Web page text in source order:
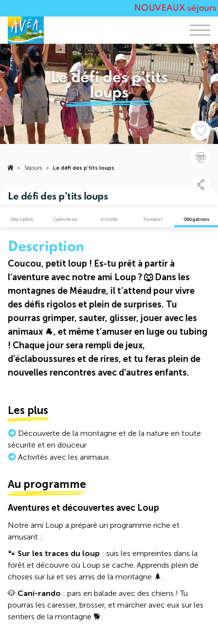
NOUVEAUX séjours
Le défi des p’tits
loups
> Séjours > Le défi des p’tits loups
Le défi des p’tits loups
Description Cadre de vie Activités Transport Obligations
Description
Coucou, petit loup ! Es-tu prêt à partir à
l’aventure avec notre ami Loup ? 🐺 Dans les
montagnes de Méaudre, il t’attend pour vivre
des défis rigolos et plein de surprises. Tu
pourras grimper, sauter, glisser, jouer avec les
animaux 🐐, et même t’amuser en luge ou tubing
! Chaque jour sera rempli de jeux,
d’éclaboussures et de rires, et tu feras plein de
nouvelles rencontres avec d’autres enfants.
Les plus
Découverte de la montagne et de la nature en toute
sécurité et en douceur
Activités avec les animaux
Au programme
Aventures et découvertes avec Loup
Notre ami Loup a préparé un programme riche et
amusant :
🐾 Sur les traces du loup : suis les empreintes dans la
forêt et découvre où Loup se cache. Apprends plein de
choses sur lui et ses amis de la montagne 🌲.
🐶 Cani-rando : pars en balade avec des chiens ! Tu
pourras les caresser, brosser, et marcher avec eux sur les
sentiers de la montagne 🐕.